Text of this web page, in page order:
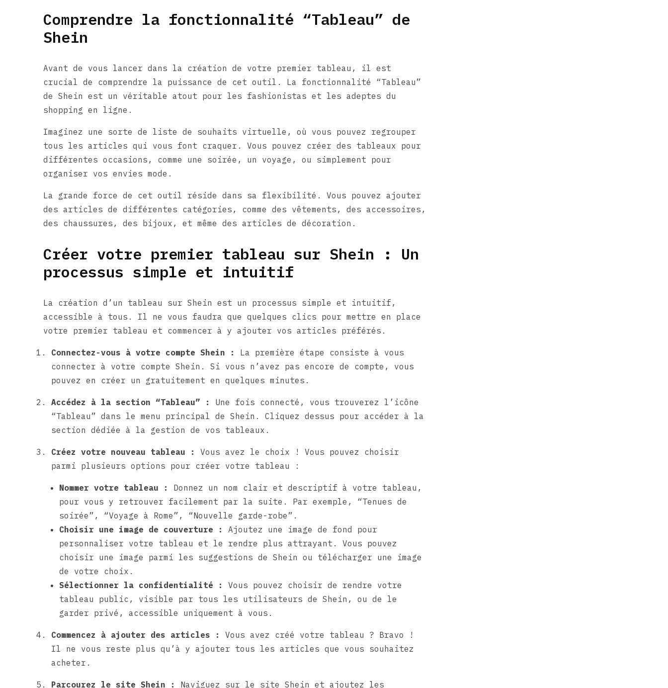
Comprendre la fonctionnalité “Tableau” de
Shein
Avant de vous lancer dans la création de votre premier tableau, il est
crucial de comprendre la puissance de cet outil. La fonctionnalité “Tableau”
de Shein est un véritable atout pour les fashionistas et les adeptes du
shopping en ligne.
Imaginez une sorte de liste de souhaits virtuelle, où vous pouvez regrouper
tous les articles qui vous font craquer. Vous pouvez créer des tableaux pour
différentes occasions, comme une soirée, un voyage, ou simplement pour
organiser vos envies mode.
La grande force de cet outil réside dans sa flexibilité. Vous pouvez ajouter
des articles de différentes catégories, comme des vêtements, des accessoires,
des chaussures, des bijoux, et même des articles de décoration.
Créer votre premier tableau sur Shein : Un
processus simple et intuitif
La création d’un tableau sur Shein est un processus simple et intuitif,
accessible à tous. Il ne vous faudra que quelques clics pour mettre en place
votre premier tableau et commencer à y ajouter vos articles préférés.
Connectez-vous à votre compte Shein :
La première étape consiste à vous
connecter à votre compte Shein. Si vous n’avez pas encore de compte, vous
pouvez en créer un gratuitement en quelques minutes.
Accédez à la section “Tableau” :
Une fois connecté, vous trouverez l’icône
“Tableau” dans le menu principal de Shein. Cliquez dessus pour accéder à la
section dédiée à la gestion de vos tableaux.
Créez votre nouveau tableau :
Vous avez le choix ! Vous pouvez choisir
parmi plusieurs options pour créer votre tableau :
Nommer votre tableau :
Donnez un nom clair et descriptif à votre tableau,
pour vous y retrouver facilement par la suite. Par exemple, “Tenues de
soirée”, “Voyage à Rome”, “Nouvelle garde-robe”.
Choisir une image de couverture :
Ajoutez une image de fond pour
personnaliser votre tableau et le rendre plus attrayant. Vous pouvez
choisir une image parmi les suggestions de Shein ou télécharger une image
de votre choix.
Sélectionner la confidentialité :
Vous pouvez choisir de rendre votre
tableau public, visible par tous les utilisateurs de Shein, ou de le
garder privé, accessible uniquement à vous.
Commencez à ajouter des articles :
Vous avez créé votre tableau ? Bravo !
Il ne vous reste plus qu’à y ajouter tous les articles que vous souhaitez
acheter.
Parcourez le site Shein : Naviguez sur le site Shein et ajoutez les